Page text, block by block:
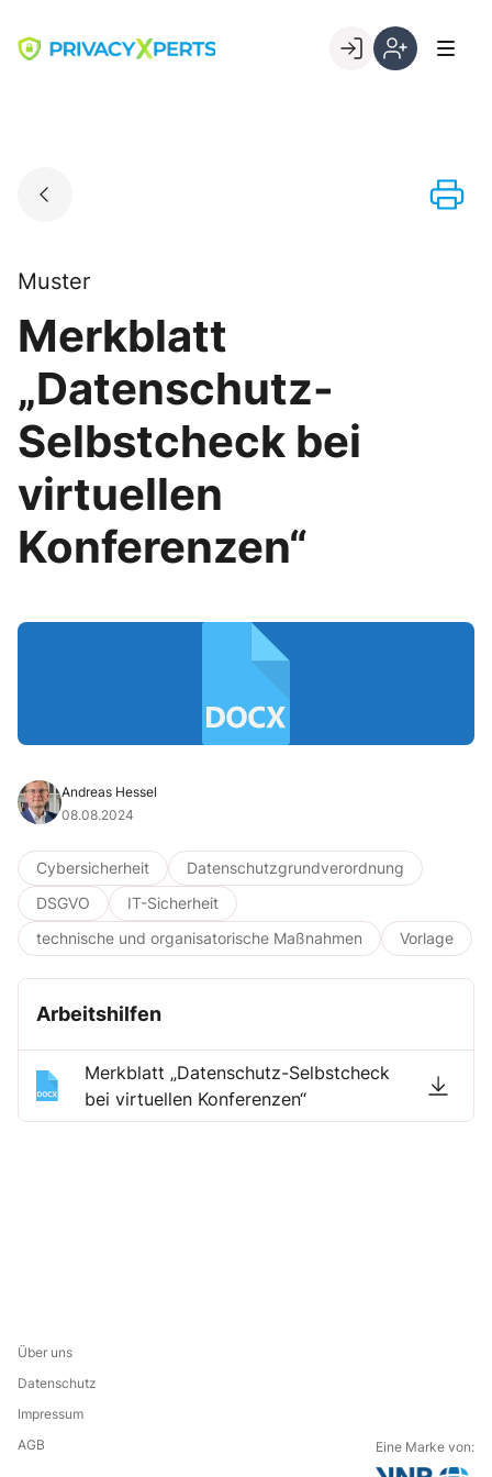
content
Go to landing page.
Muster
Merkblatt
„Datenschutz-
Selbstcheck bei
virtuellen
Konferenzen“
Andreas Hessel
08.08.2024
Cybersicherheit
Datenschutzgrundverordnung
DSGVO
IT-Sicherheit
technische und organisatorische Maßnahmen
Vorlage
Arbeitshilfen
Merkblatt „Datenschutz-Selbstcheck
bei virtuellen Konferenzen“
Über uns
Datenschutz
Impressum
AGB
Eine Marke von: